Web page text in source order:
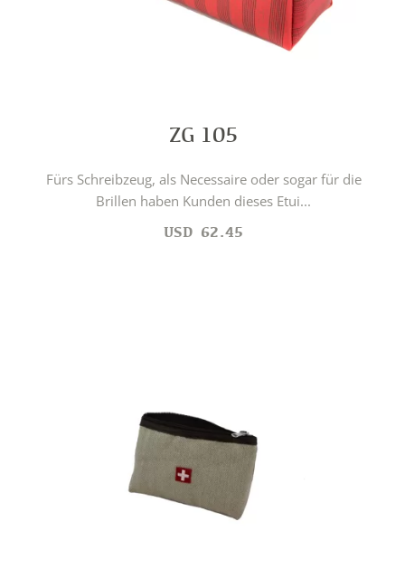
ZG 105
Fürs Schreibzeug, als Necessaire oder sogar für die
Brillen haben Kunden dieses Etui...
USD 62.45